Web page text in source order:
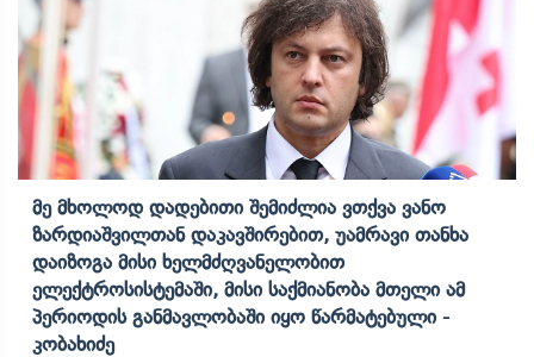
Მე Მხოლოდ Დადებითი Შემიძლია Ვთქვა Ვანო
Ზარდიაშვილთან Დაკავშირებით, Უამრავი Თანხა
Დაიზოგა Მისი Ხელმძღვანელობით
Ელექტროსისტემაში, Მისი Საქმიანობა Მთელი Ამ
Პერიოდის Განმავლობაში Იყო Წარმატებული -
Კობახიძე